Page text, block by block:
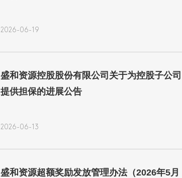
2026-06-19
盛和资源控股股份有限公司关于为控股子公司
提供担保的进展公告
2026-06-13
盛和资源超额奖励发放管理办法（2026年5月